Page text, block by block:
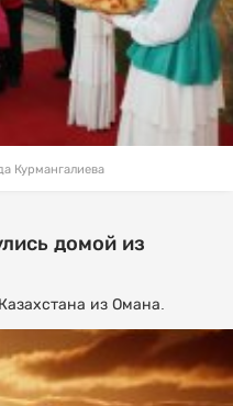
Курмангалиева
домой из
из Омана.